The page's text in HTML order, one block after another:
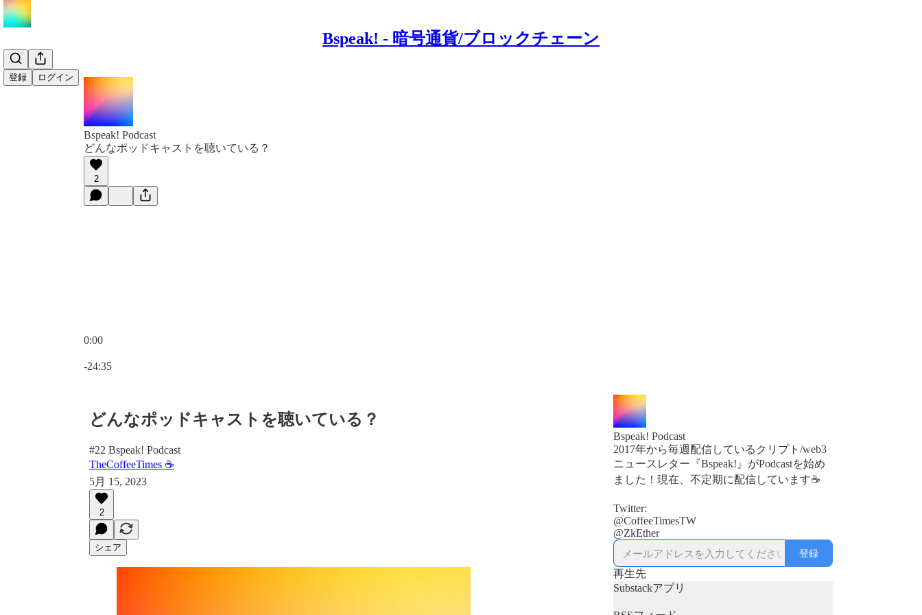
Bspeak! - 暗号通貨/ブロックチェーン
登録 ログイン
Bspeak! Podcast
どんなポッドキャストを聴いている？
2
0:00
-24:35
どんなポッドキャストを聴いている？
#22 Bspeak! Podcast
TheCoffeeTimes ☕
5月 15, 2023
2
シェア
Bspeak! Podcast
2017年から毎週配信しているクリプト/web3
ニュースレター『Bspeak!』がPodcastを始め
ました！現在、不定期に配信しています☕
Twitter:
@CoffeeTimesTW
登録
再生先
Substackアプリ